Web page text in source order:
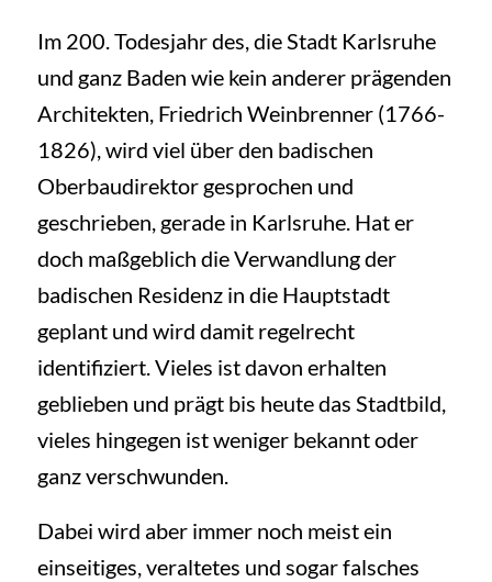
Im 200. Todesjahr des, die Stadt Karlsruhe
und ganz Baden wie kein anderer prägenden
Architekten, Friedrich Weinbrenner (1766-
1826), wird viel über den badischen
Oberbaudirektor gesprochen und
geschrieben, gerade in Karlsruhe. Hat er
doch maßgeblich die Verwandlung der
badischen Residenz in die Hauptstadt
geplant und wird damit regelrecht
identifiziert. Vieles ist davon erhalten
geblieben und prägt bis heute das Stadtbild,
vieles hingegen ist weniger bekannt oder
ganz verschwunden.
Dabei wird aber immer noch meist ein
einseitiges, veraltetes und sogar falsches